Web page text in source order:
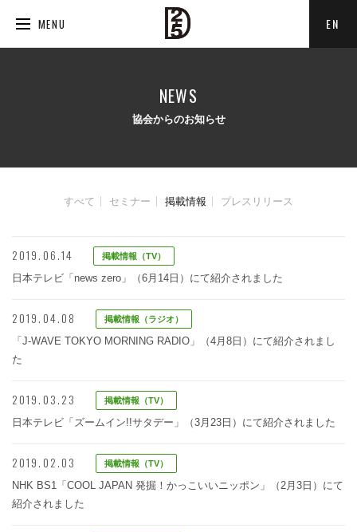
MENU EN
NEWS
協会からのお知らせ
すべて セミナー 掲載情報 プレスリリース
2019.06.14 掲載情報（TV）
日本テレビ「news zero」（6月14日）にて紹介されました
2019.04.08 掲載情報（ラジオ）
「J-WAVE TOKYO MORNING RADIO」（4月8日）にて紹介されまし
た
2019.03.23 掲載情報（TV）
日本テレビ「ズームイン!!サタデー」（3月23日）にて紹介されました
2019.02.03 掲載情報（TV）
NHK BS1「COOL JAPAN 発掘！かっこいいニッポン」（2月3日）にて
紹介されました